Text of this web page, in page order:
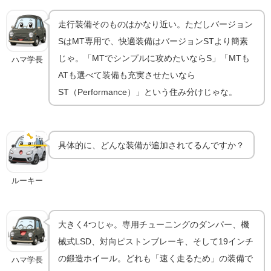
ハマ学長
走行装備そのものはかなり近い。ただしバージョン
SはMT専用で、快適装備はバージョンSTより簡素
じゃ。「MTでシンプルに攻めたいならS」「MTも
ATも選べて装備も充実させたいなら
ST（Performance）」という住み分けじゃな。
🔧 専用装備
ルーキー
具体的に、どんな装備が追加されてるんですか？
ハマ学長
大きく4つじゃ。専用チューニングのダンパー、機
械式LSD、対向ピストンブレーキ、そして19インチ
の鍛造ホイール。どれも「速く走るため」の装備で